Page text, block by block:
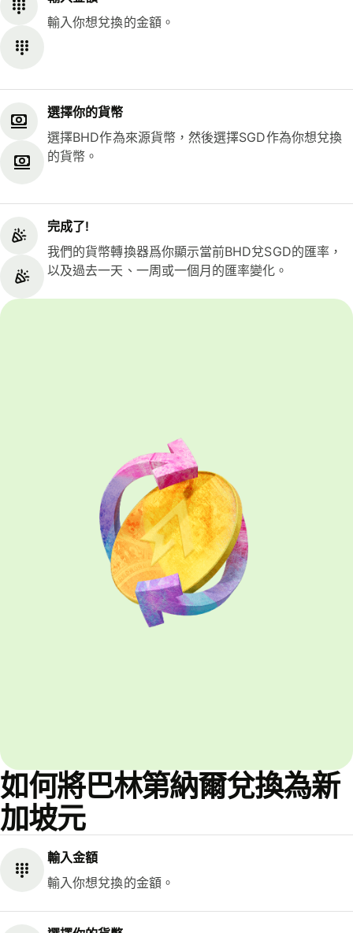
輸入你想兌換的金額。
選擇你的貨幣
選擇BHD作為來源貨幣，然後選擇SGD作為你想兌換
的貨幣。
完成了!
我們的貨幣轉換器爲你顯示當前BHD兌SGD的匯率，
以及過去一天、一周或一個月的匯率變化。
如何將巴林第納爾兌換為新
加坡元
輸入金額
輸入你想兌換的金額。